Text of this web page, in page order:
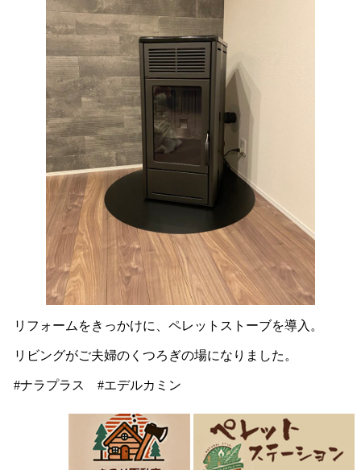
リフォームをきっかけに、ペレットストーブを導入。
リビングがご夫婦のくつろぎの場になりました。
#ナラプラス #エデルカミン